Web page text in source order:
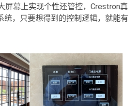
屏幕上实现个性还管控，Crestron真
统，只要想得到的控制逻辑，就能有